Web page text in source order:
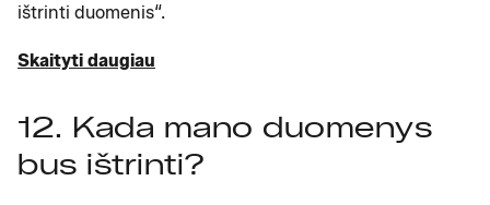
ištrinti duomenis“.
Skaityti daugiau
12. Kada mano duomenys
bus ištrinti?